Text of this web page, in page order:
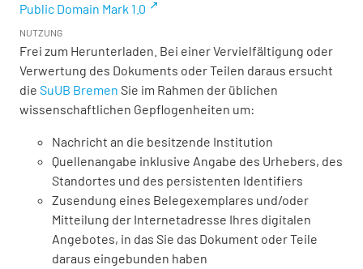
Public Domain Mark 1.0
NUTZUNG
Frei zum Herunterladen. Bei einer Vervielfältigung oder
Verwertung des Dokuments oder Teilen daraus ersucht
die SuUB Bremen Sie im Rahmen der üblichen
wissenschaftlichen Gepflogenheiten um:
Nachricht an die besitzende Institution
Quellenangabe inklusive Angabe des Urhebers, des
Standortes und des persistenten Identifiers
Zusendung eines Belegexemplares und/oder
Mitteilung der Internetadresse Ihres digitalen
Angebotes, in das Sie das Dokument oder Teile
daraus eingebunden haben